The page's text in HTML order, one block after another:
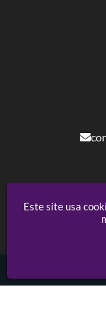
Este site usa